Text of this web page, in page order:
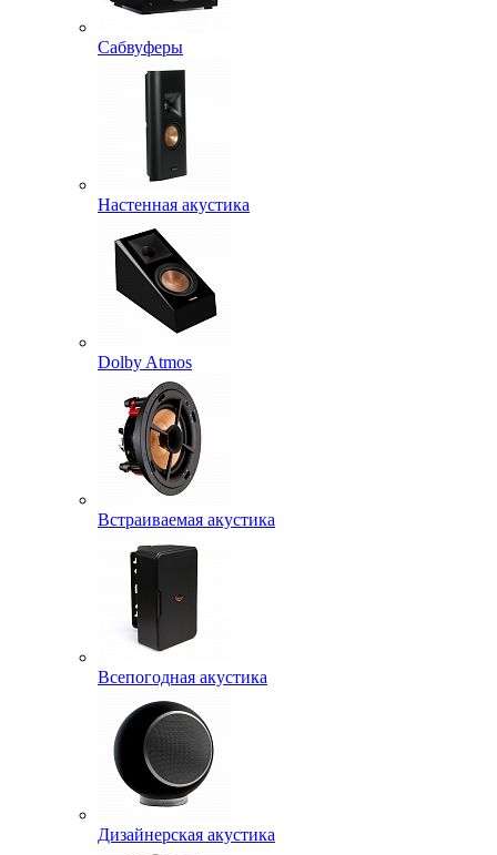
Сабвуферы
Настенная акустика
Dolby Atmos
Встраиваемая акустика
Всепогодная акустика
Дизайнерская акустика